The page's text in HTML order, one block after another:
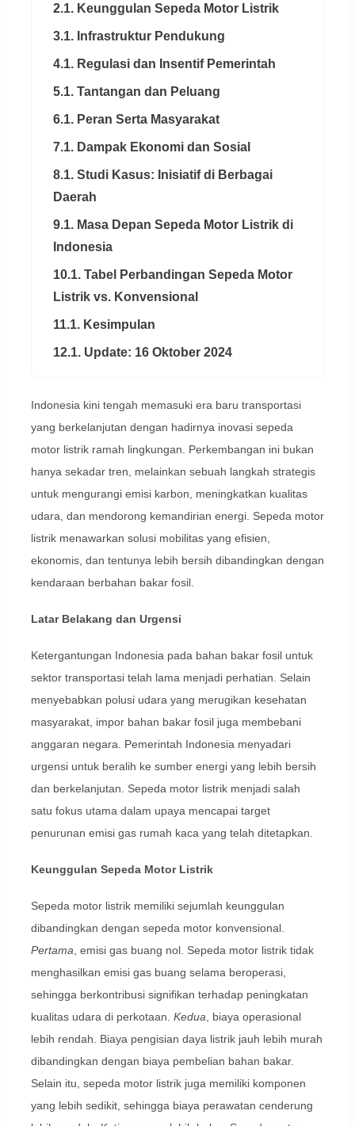
2.1. Keunggulan Sepeda Motor Listrik
3.1. Infrastruktur Pendukung
4.1. Regulasi dan Insentif Pemerintah
5.1. Tantangan dan Peluang
6.1. Peran Serta Masyarakat
7.1. Dampak Ekonomi dan Sosial
8.1. Studi Kasus: Inisiatif di Berbagai
Daerah
9.1. Masa Depan Sepeda Motor Listrik di
Indonesia
10.1. Tabel Perbandingan Sepeda Motor
Listrik vs. Konvensional
11.1. Kesimpulan
12.1. Update: 16 Oktober 2024
Indonesia kini tengah memasuki era baru transportasi
yang berkelanjutan dengan hadirnya inovasi sepeda
motor listrik ramah lingkungan. Perkembangan ini bukan
hanya sekadar tren, melainkan sebuah langkah strategis
untuk mengurangi emisi karbon, meningkatkan kualitas
udara, dan mendorong kemandirian energi. Sepeda motor
listrik menawarkan solusi mobilitas yang efisien,
ekonomis, dan tentunya lebih bersih dibandingkan dengan
kendaraan berbahan bakar fosil.
Latar Belakang dan Urgensi
Ketergantungan Indonesia pada bahan bakar fosil untuk
sektor transportasi telah lama menjadi perhatian. Selain
menyebabkan polusi udara yang merugikan kesehatan
masyarakat, impor bahan bakar fosil juga membebani
anggaran negara. Pemerintah Indonesia menyadari
urgensi untuk beralih ke sumber energi yang lebih bersih
dan berkelanjutan. Sepeda motor listrik menjadi salah
satu fokus utama dalam upaya mencapai target
penurunan emisi gas rumah kaca yang telah ditetapkan.
Keunggulan Sepeda Motor Listrik
Sepeda motor listrik memiliki sejumlah keunggulan
dibandingkan dengan sepeda motor konvensional.
Pertama , emisi gas buang nol. Sepeda motor listrik tidak
menghasilkan emisi gas buang selama beroperasi,
sehingga berkontribusi signifikan terhadap peningkatan
kualitas udara di perkotaan. Kedua , biaya operasional
lebih rendah. Biaya pengisian daya listrik jauh lebih murah
dibandingkan dengan biaya pembelian bahan bakar.
Selain itu, sepeda motor listrik juga memiliki komponen
yang lebih sedikit, sehingga biaya perawatan cenderung